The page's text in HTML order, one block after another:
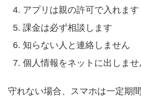
アプリは親の許可で入れます
課金は必ず相談します
知らない人と連絡しません
個人情報をネットに出しませ
守れない場合、スマホは一定期